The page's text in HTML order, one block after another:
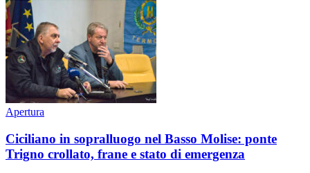
Apertura
Ciciliano in sopralluogo nel Basso Molise: ponte
Trigno crollato, frane e stato di emergenza